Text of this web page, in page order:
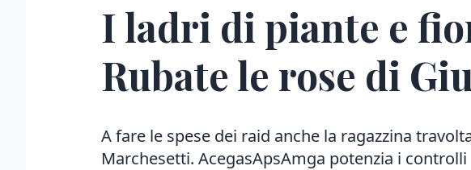
I ladri di piante e
Rubate le rose di
A fare le spese dei raid anche la ragazzina
Marchesetti. AcegasApsAmga potenzia i controlli